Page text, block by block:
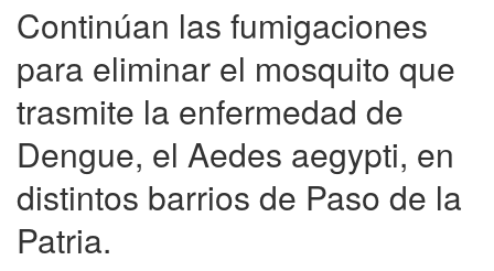
Continúan las fumigaciones
para eliminar el mosquito que
trasmite la enfermedad de
Dengue, el Aedes aegypti, en
distintos barrios de Paso de la
Patria.